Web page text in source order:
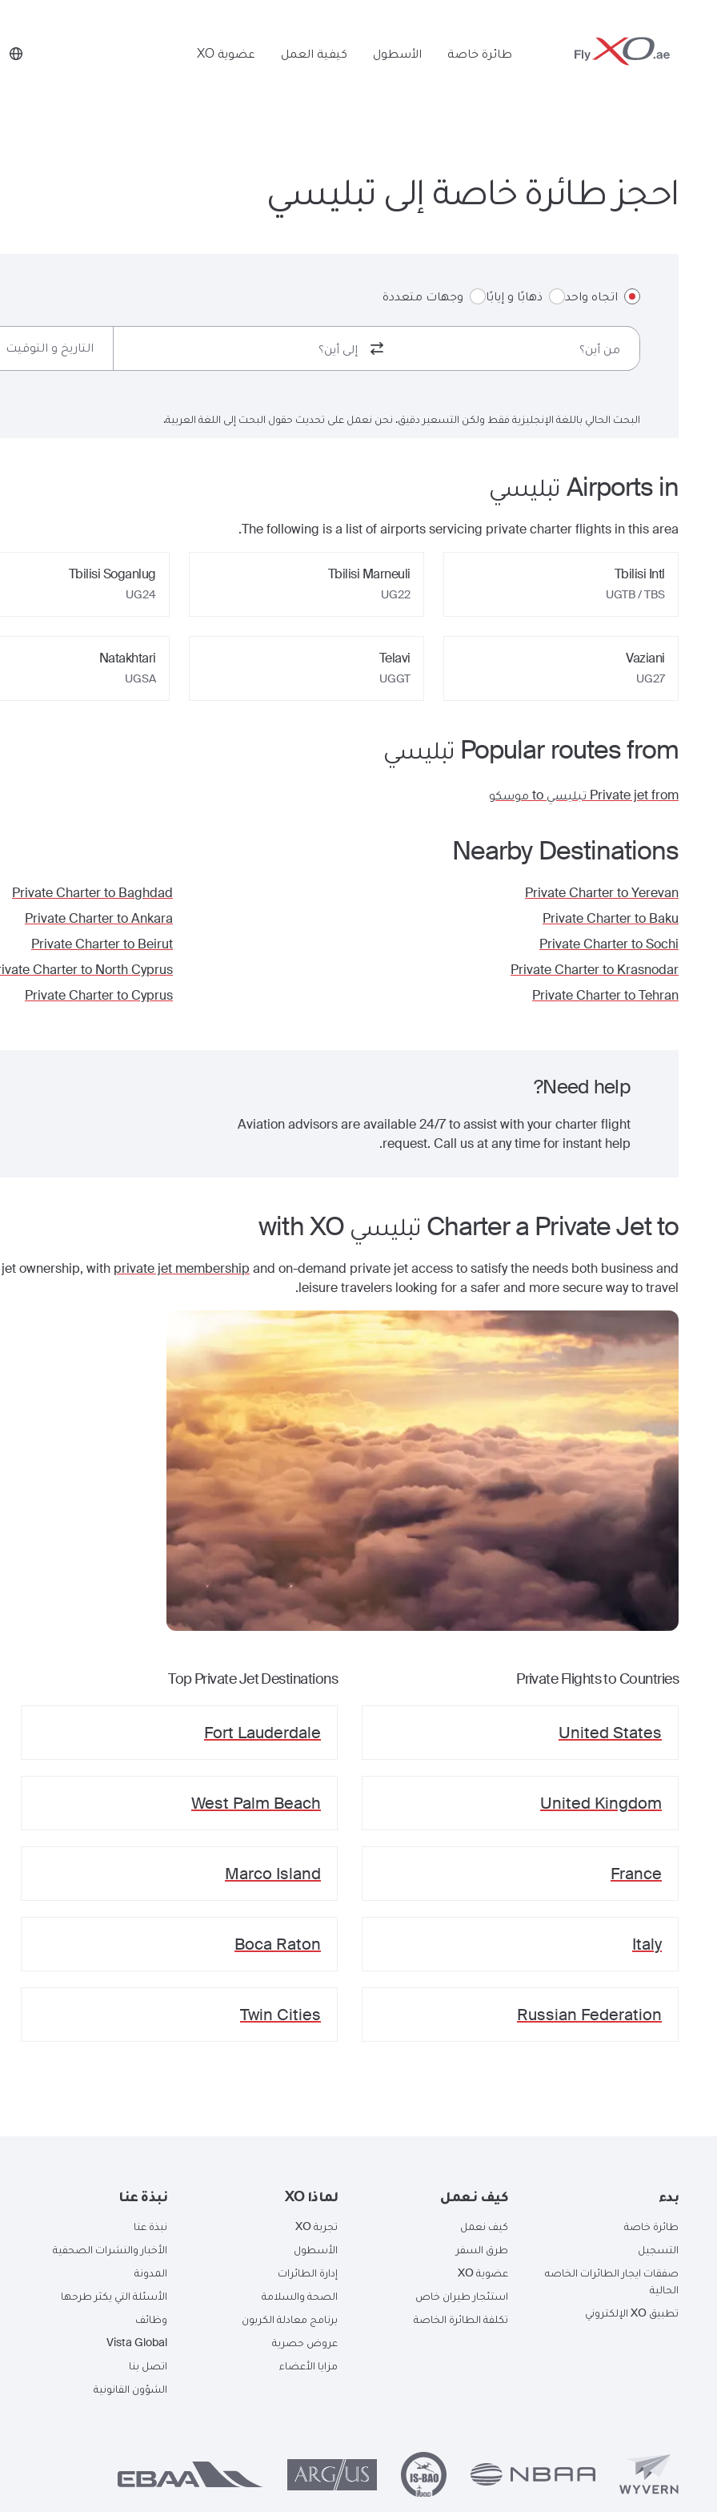
Private
Jet
طائرة خاصة الأسطول كيفية العمل عضوية XO
احجز طائرة خاصة إلى تبليسي
اتجاه واحد ذهابًا و إيابًا وجهات متعددة
التاريخ و التوقيت
البحث الحالي باللغة الإنجليزية فقط ولكن التسعير دقيق. نحن نعمل على تحديث حقول البحث إلى اللغة العربية.
Airports in تبليسي
The following is a list of airports servicing private charter flights in this area.
Tbilisi Intl
UGTB / TBS
Tbilisi Marneuli
UG22
Tbilisi Soganlug
UG24
Vaziani
UG27
Telavi
UGGT
Natakhtari
UGSA
Popular routes from تبليسي
Private jet from تبليسي موسكو
Nearby Destinations
Private Charter toYerevan
Private Charter to Baku
Private Charter toSochi
Private Charter to Krasnodar
Private Charter toTehran
Private Charter to Baghdad
Private Charter toAnkara
Private Charter to Beirut
Charter to North Cyprus
Private Charter toCyprus
Need help?
Aviation advisors are available 24/7 to assist with your charter flight
request. Call us at any time for instant help.
Charter a Private Jet to تبليسي with XO
ownership, with private jet membership and on-demand private jet access to satisfy the needs both business and
leisure travelers looking for a safer and more secure way to travel.
Private Flights to Countries
United States
United Kingdom
France
Italy
Russian Federation
Top Private Jet Destinations
Fort Lauderdale
West Palm Beach
Marco Island
Boca Raton
Twin Cities
بدء
طائرة خاصة
التسجيل
صفقات ايجار الطائرات الخاصه
الحالية
تطبيق XO الإلكتروني
كيف نعمل
كيف نعمل
طرق السفر
عضوية XO
استئجار طيران خاص
تكلفة الطائرة الخاصة
لماذا XO
تجربة XO
الأسطول
إدارة الطائرات
الصحة والسلامة
برنامج معادلة الكربون
عروض حصرية
مزايا الأعضاء
نبذة عنا
نبذة عنا
الأخبار والنشرات الصحفية
المدونة
الأسئلة التي يكثر طرحها
وظائف
Vista Global
اتصل بنا
الشؤون القانونية